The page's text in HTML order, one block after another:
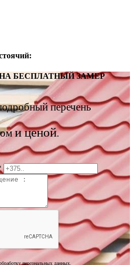
БЕСПЛАТНЫЙ ЗАМЕР
перечень
и ценой.
персональных данных.